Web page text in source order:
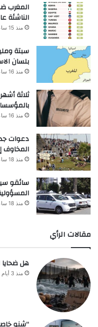
الناشئة
منذ 15 ساعة
سبتة
بلسان
منذ 16 ساعة
ثلاثة
منذ 16 ساعة
دعوات
المخاوف
منذ 18 ساعة
سائقو
منذ 18 ساعة
مقالات الرأي
هل ضحايا
منذ 3 أيام
“شنو